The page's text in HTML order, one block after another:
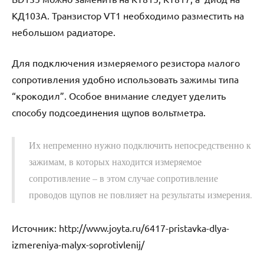
КД103А. Транзистор VT1 необходимо разместить на
небольшом радиаторе.
Для подключения измеряемого резистора малого
сопротивления удобно использовать зажимы типа
“крокодил”. Особое внимание следует уделить
способу подсоединения щупов вольтметра.
Их непременно нужно подключить непосредственно к
зажимам, в которых находится измеряемое
сопротивление – в этом случае сопротивление
проводов щупов не повлияет на результаты измерения.
Источник: http://www.joyta.ru/6417-pristavka-dlya-
izmereniya-malyx-soprotivlenij/